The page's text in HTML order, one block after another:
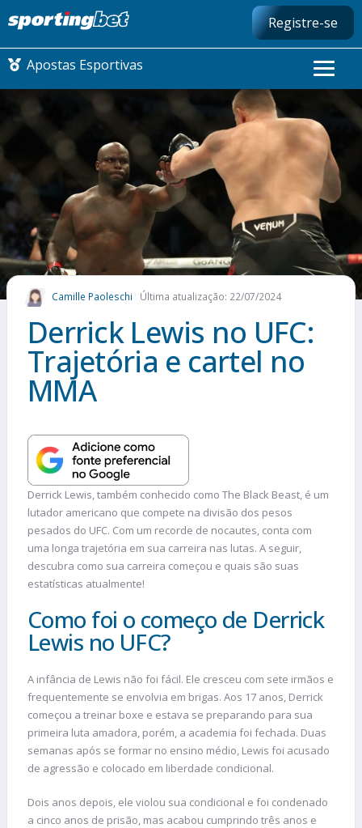
Registre-se
Apostas Esportivas
CONMEBOL LIBERTADORES
FUTEBOL NACIONAL
FUTEBOL INTERNACIONAL
COMO APOSTAR
MAIS ESPORTES
Camille Paoleschi Última atualização: 22/07/2024
Derrick Lewis no UFC:
Trajetória e cartel no
MMA
Derrick Lewis, também conhecido como The Black Beast, é um
lutador americano que compete na divisão dos pesos
pesados do UFC. Com um recorde de nocautes, conta com
uma longa trajetória em sua carreira nas lutas. A seguir,
descubra como sua carreira começou e quais são suas
estatísticas atualmente!
Como foi o começo de Derrick
Lewis no UFC?
A infância de Lewis não foi fácil. Ele cresceu com sete irmãos e
frequentemente se envolvia em brigas. Aos 17 anos, Derrick
começou a treinar boxe e estava se preparando para sua
primeira luta amadora, porém, a academia foi fechada. Duas
semanas após se formar no ensino médio, Lewis foi acusado
de agressão e colocado em liberdade condicional.
Dois anos depois, ele violou sua condicional e foi condenado
a cinco anos de prisão, mas acabou cumprindo três anos e